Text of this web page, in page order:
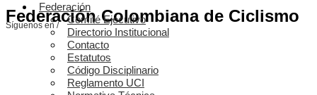
Federación Colombiana de Ciclismo
Síguenos en /
Federación
Comité Ejecutivo
Directorio Institucional
Contacto
Estatutos
Código Disciplinario
Reglamento UCI